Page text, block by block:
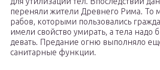
переняли жители Древнего Рима. То
рабов, которыми пользовались
имели свойство умирать, а тела надо
девать. Предание огню выполняло
санитарные функции.